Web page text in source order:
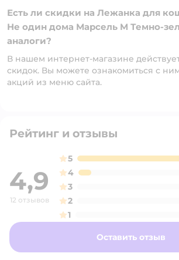
Есть ли скидки на Лежанка для
Не один дома Марсель M Темно-
аналоги?
В нашем интернет-магазине
скидок. Вы можете ознакомиться с
акций из меню сайта.
Рейтинг и отзывы
4,9
12 отзывов
5
4
3
2
1
Оставить отзыв